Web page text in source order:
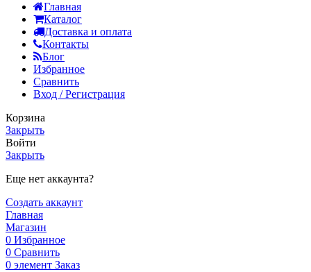
Главная
Каталог
Доставка и оплата
Контакты
Блог
Избранное
Сравнить
Вход / Регистрация
Корзина
Закрыть
Войти
Закрыть
Еще нет аккаунта?
Создать аккаунт
Главная
Магазин
0 Избранное
0 Сравнить
0 элемент Заказ